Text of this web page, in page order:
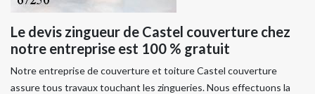
Le devis zingueur de Castel couverture chez
notre entreprise est 100 % gratuit
Notre entreprise de couverture et toiture Castel couverture
assure tous travaux touchant les zingueries. Nous effectuons la